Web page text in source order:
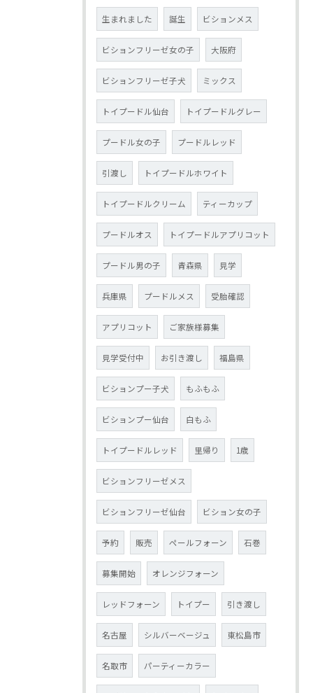
生まれました 誕生 ビションメス
ビションフリーゼ女の子 大阪府
ビションフリーゼ子犬 ミックス
トイプードル仙台 トイプードルグレー
プードル女の子 プードルレッド
引渡し トイプードルホワイト
トイプードルクリーム ティーカップ
プードルオス トイプードルアプリコット
プードル男の子 青森県 見学
兵庫県 プードルメス 受胎確認
アプリコット ご家族様募集
見学受付中 お引き渡し 福島県
ビションプー子犬 もふもふ
ビションプー仙台 白もふ
トイプードルレッド 里帰り 1歳
ビションフリーゼメス
ビションフリーゼ仙台 ビション女の子
予約 販売 ペールフォーン 石巻
募集開始 オレンジフォーン
レッドフォーン トイプー 引き渡し
名古屋 シルバーベージュ 東松島市
名取市 パーティーカラー